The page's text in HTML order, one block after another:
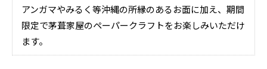
アンガマやみるく等沖縄の所縁のあるお面に加え、期間
限定で茅葺家屋のペーパークラフトをお楽しみいただけ
ます。